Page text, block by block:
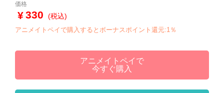
価格
330 (税込)
アニメイトペイで購入するとボーナスポイント還元:1％
アニメイトペイで
今すぐ購入